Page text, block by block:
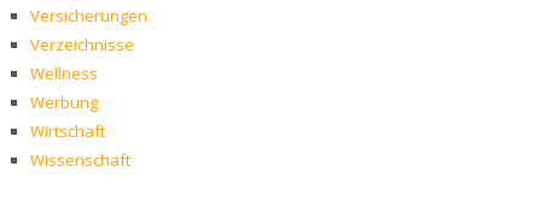
Versicherungen
Verzeichnisse
Wellness
Werbung
Wirtschaft
Wissenschaft